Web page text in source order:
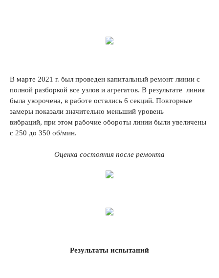
В марте 2021 г. был проведен капитальный ремонт линии с
полной разборкой все узлов и агрегатов. В результате линия
была укорочена, в работе остались 6 секций. Повторные
замеры показали значительно меньший уровень
вибраций, при этом рабочие обороты линии были увеличены
с 250 до 350 об/мин.
Оценка состояния после ремонта
Результаты испытаний